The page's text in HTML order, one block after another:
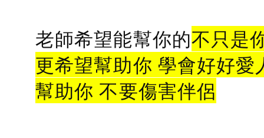
老師希望能幫你的不只是
更希望幫助你 學會好好愛
幫助你 不要傷害伴侶